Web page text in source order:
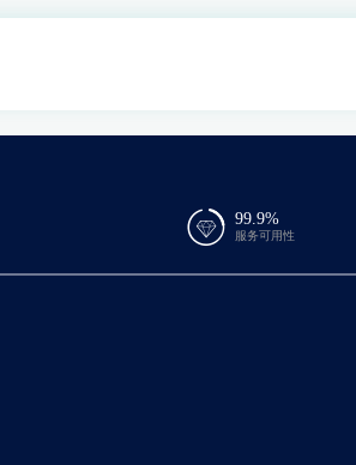
99.9%
服务可用性